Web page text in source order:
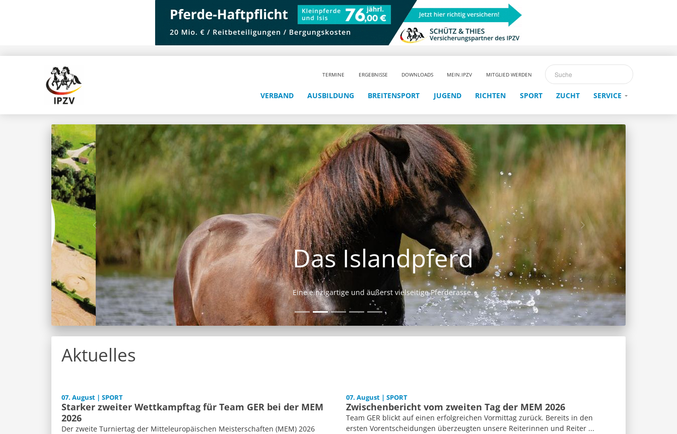
TERMINE ERGEBNISSE DOWNLOADS MEIN.IPZV MITGLIED WERDEN
VERBAND AUSBILDUNG BREITENSPORT JUGEND RICHTEN SPORT ZUCHT SERVICE
Das Islandpferd
Eine einzigartige und äußerst vielseitige Pferderasse.
Aktuelles
07. August | SPORT
Starker zweiter Wettkampftag für Team GER bei der MEM
2026
Der zweite Turniertag der Mitteleuropäischen Meisterschaften (MEM) 2026
07. August | SPORT
Zwischenbericht vom zweiten Tag der MEM 2026
Team GER blickt auf einen erfolgreichen Vormittag zurück. Bereits in den
ersten Vorentscheidungen überzeugten unsere Reiterinnen und Reiter ...